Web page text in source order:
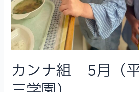
第
三
学
園）
カンナ組 5月（